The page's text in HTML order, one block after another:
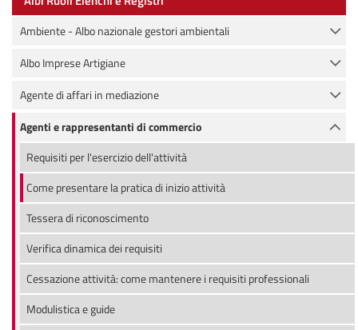
Ambiente - Albo nazionale gestori ambientali
Albo Imprese Artigiane
Agente di affari in mediazione
Agenti e rappresentanti di commercio
Requisiti per l'esercizio dell'attività
Come presentare la pratica di inizio attività
Tessera di riconoscimento
Verifica dinamica dei requisiti
Cessazione attività: come mantenere i requisiti professionali
Modulistica e guide